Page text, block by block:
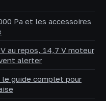
Pa et les accessoires
au repos, 14,7 V moteur
alerter
guide complet pour